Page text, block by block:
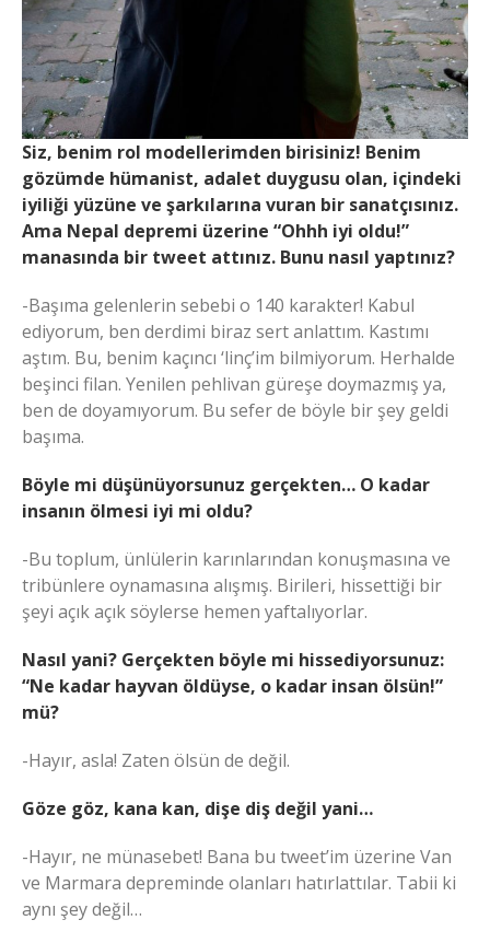
Siz, benim rol modellerimden birisiniz! Benim
gözümde hümanist, adalet duygusu olan, içindeki
iyiliği yüzüne ve şarkılarına vuran bir sanatçısınız.
Ama Nepal depremi üzerine “Ohhh iyi oldu!”
manasında bir tweet attınız. Bunu nasıl yaptınız?
-Başıma gelenlerin sebebi o 140 karakter! Kabul
ediyorum, ben derdimi biraz sert anlattım. Kastımı
aştım. Bu, benim kaçıncı ‘linç’im bilmiyorum. Herhalde
beşinci filan. Yenilen pehlivan güreşe doymazmış ya,
ben de doyamıyorum. Bu sefer de böyle bir şey geldi
başıma.
Böyle mi düşünüyorsunuz gerçekten… O kadar
insanın ölmesi iyi mi oldu?
-Bu toplum, ünlülerin karınlarından konuşmasına ve
tribünlere oynamasına alışmış. Birileri, hissettiği bir
şeyi açık açık söylerse hemen yaftalıyorlar.
Nasıl yani? Gerçekten böyle mi hissediyorsunuz:
“Ne kadar hayvan öldüyse, o kadar insan ölsün!”
mü?
-Hayır, asla! Zaten ölsün de değil.
Göze göz, kana kan, dişe diş değil yani…
-Hayır, ne münasebet! Bana bu tweet’im üzerine Van
ve Marmara depreminde olanları hatırlattılar. Tabii ki
aynı şey değil…